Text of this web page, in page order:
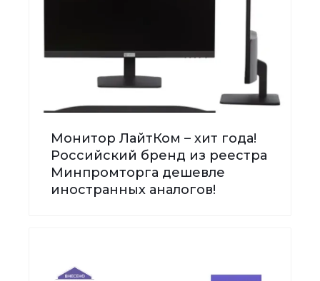
Монитор ЛайтКом – хит года!
Российский бренд из реестра
Минпромторга дешевле
иностранных аналогов!